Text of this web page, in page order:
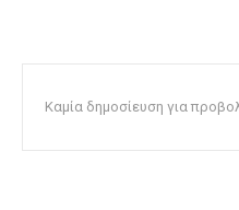
Καμία δημοσίευση για